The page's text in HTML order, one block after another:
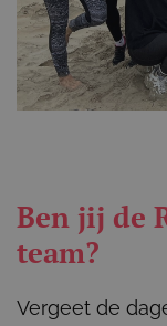
Ben jij de
team?
Vergeet de